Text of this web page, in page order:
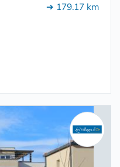
➔ 179.17 km